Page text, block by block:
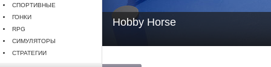
СПОРТИВНЫЕ
ГОНКИ
RPG
СИМУЛЯТОРЫ
СТРАТЕГИИ
Hobby Horse